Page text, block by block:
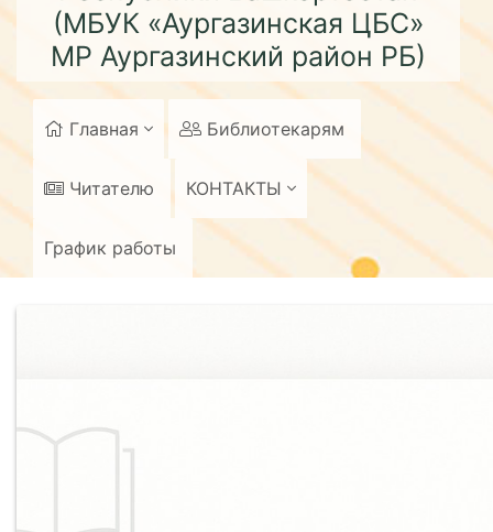
(МБУК «Аургазинская ЦБС»
МР Аургазинский район РБ)
Главная Библиотекарям
Читателю КОНТАКТЫ
График работы